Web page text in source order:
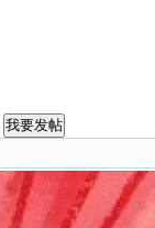
我要发帖